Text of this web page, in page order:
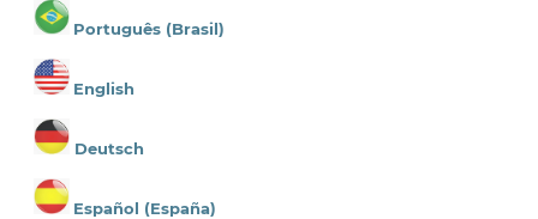
Português (Brasil)
English
Deutsch
Español (España)